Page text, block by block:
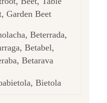
Garden Beet
Beterrada,
Betabel,
Betarava
Bietola